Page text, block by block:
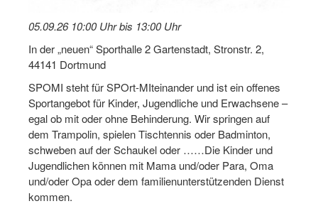
Übersicht Qualifizierungswege
Qualifizierung im Vereinsmanagement
Fachtag Bildung braucht Bewegung
Erste-Hilfe-Ausbildung
Anmeldeformular / Anmeldebedingungen
Bezuschussung Qualifizierung für Dortmunder
Projekte
05.09.26 10:00 Uhr bis 13:00 Uhr
In der „neuen“ Sporthalle 2 Gartenstadt, Stronstr. 2,
44141 Dortmund
SPOMI steht für SPOrt-MIteinander und ist ein offenes
Sportangebot für Kinder, Jugendliche und Erwachsene –
egal ob mit oder ohne Behinderung. Wir springen auf
dem Trampolin, spielen Tischtennis oder Badminton,
schweben auf der Schaukel oder ……Die Kinder und
Jugendlichen können mit Mama und/oder Para, Oma
und/oder Opa oder dem familienunterstützenden Dienst
kommen.